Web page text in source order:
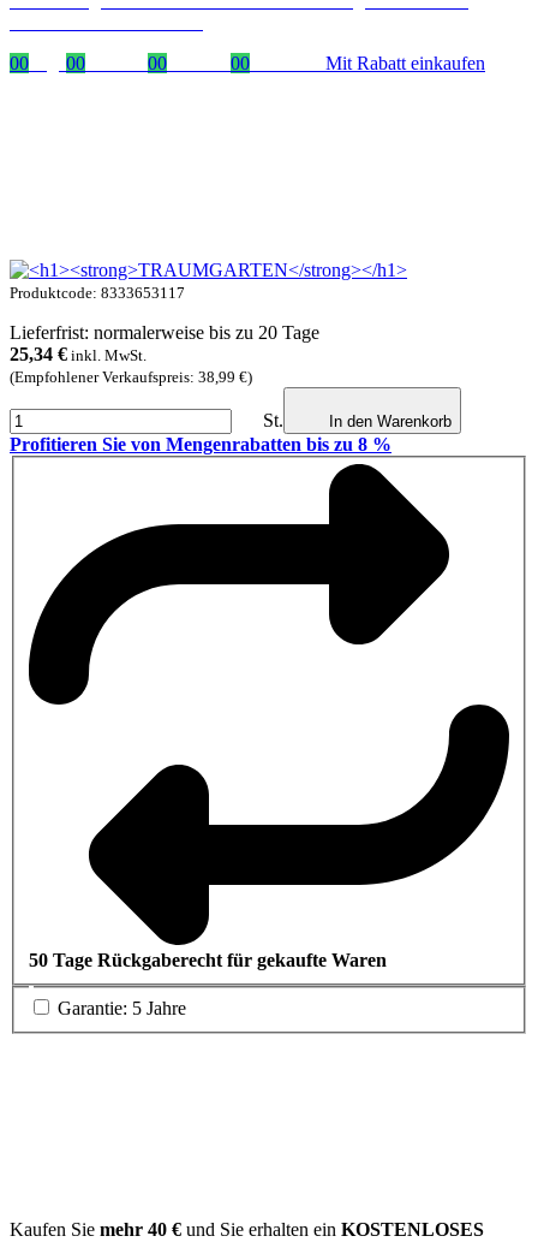
00
00 00 00 Mit Rabatt einkaufen
Produktcode: 8333653117
Lieferfrist: normalerweise bis zu 20 Tage
25,34 € inkl. MwSt.
(Empfohlener Verkaufspreis: 38,99 €)
St. In den Warenkorb
Profitieren Sie von Mengenrabatten bis zu 8 %
50 Tage Rückgaberecht für gekaufte Waren
Garantie: 5 Jahre
Kaufen Sie mehr 40 € und Sie erhalten ein KOSTENLOSES